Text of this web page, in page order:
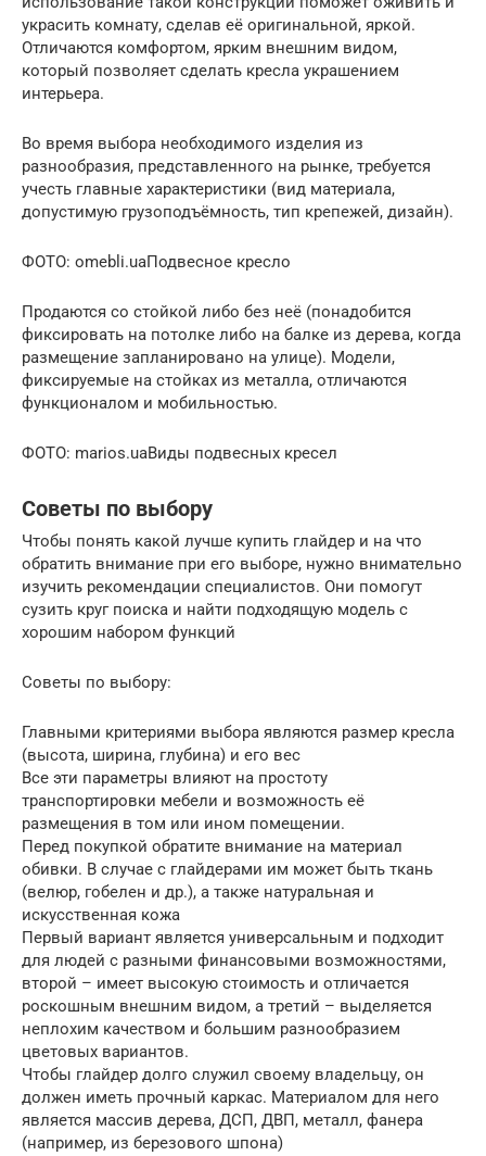
украсить комнату, сделав её оригинальной, яркой.
Отличаются комфортом, ярким внешним видом,
который позволяет сделать кресла украшением
интерьера.
Во время выбора необходимого изделия из
разнообразия, представленного на рынке, требуется
учесть главные характеристики (вид материала,
допустимую грузоподъёмность, тип крепежей, дизайн).
ФОТО: omebli.uaПодвесное кресло
Продаются со стойкой либо без неё (понадобится
фиксировать на потолке либо на балке из дерева, когда
размещение запланировано на улице). Модели,
фиксируемые на стойках из металла, отличаются
функционалом и мобильностью.
ФОТО: marios.uaВиды подвесных кресел
Советы по выбору
Чтобы понять какой лучше купить глайдер и на что
обратить внимание при его выборе, нужно внимательно
изучить рекомендации специалистов. Они помогут
сузить круг поиска и найти подходящую модель с
хорошим набором функций
Советы по выбору:
Главными критериями выбора являются размер кресла
(высота, ширина, глубина) и его вес
Все эти параметры влияют на простоту
транспортировки мебели и возможность её
размещения в том или ином помещении.
Перед покупкой обратите внимание на материал
обивки. В случае с глайдерами им может быть ткань
(велюр, гобелен и др.), а также натуральная и
искусственная кожа
Первый вариант является универсальным и подходит
для людей с разными финансовыми возможностями,
второй – имеет высокую стоимость и отличается
роскошным внешним видом, а третий – выделяется
неплохим качеством и большим разнообразием
цветовых вариантов.
Чтобы глайдер долго служил своему владельцу, он
должен иметь прочный каркас. Материалом для него
является массив дерева, ДСП, ДВП, металл, фанера
(например, из березового шпона)